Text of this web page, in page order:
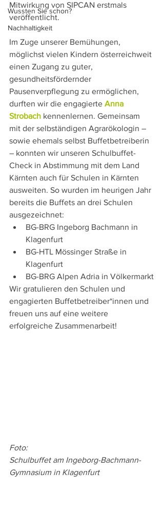
Wussten Sie schon?
Nachhaltigkeit
Mitwirkung von SIPCAN erstmals
veröffentlicht.
Im Zuge unserer Bemühungen,
möglichst vielen Kindern österreichweit
einen Zugang zu guter,
gesundheitsfördernder
Pausenverpflegung zu ermöglichen,
durften wir die engagierte Anna
Strobach kennenlernen. Gemeinsam
mit der selbständigen Agrarökologin –
sowie ehemals selbst Buffetbetreiberin
– konnten wir unseren Schulbuffet-
Check in Abstimmung mit dem Land
Kärnten auch für Schulen in Kärnten
ausweiten. So wurden im heurigen Jahr
bereits die Buffets an drei Schulen
ausgezeichnet:
BG-BRG Ingeborg Bachmann in
Klagenfurt
BG-HTL Mössinger Straße in
Klagenfurt
BG-BRG Alpen Adria in Völkermarkt
Wir gratulieren den Schulen und
engagierten Buffetbetreiber*innen und
freuen uns auf eine weitere
erfolgreiche Zusammenarbeit!
Foto:
Schulbuffet am Ingeborg-Bachmann-
Gymnasium in Klagenfurt